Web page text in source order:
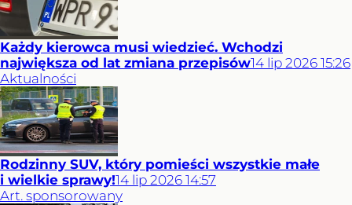
Każdy kierowca musi wiedzieć. Wchodzi
największa od lat zmiana przepisów14 lip 2026 15:26
Aktualności
Rodzinny SUV, który pomieści wszystkie małe
i wielkie sprawy!14 lip 2026 14:57
Art. sponsorowany